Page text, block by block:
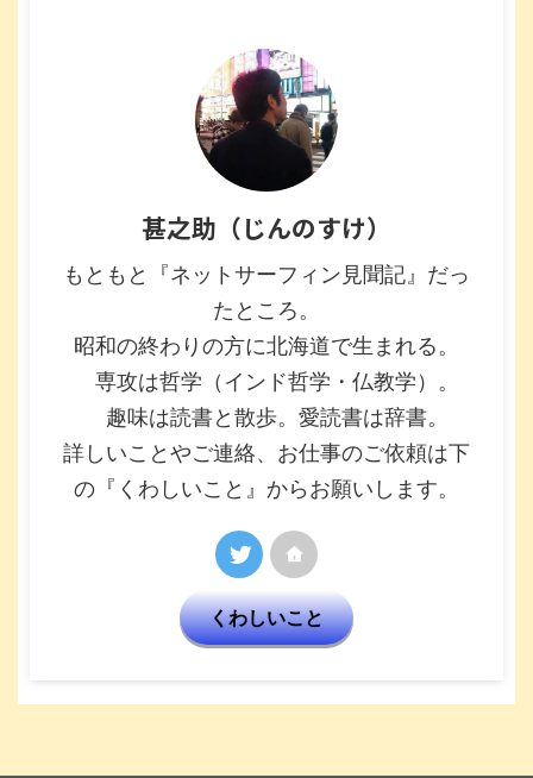
甚之助（じんのすけ）
もともと『ネットサーフィン見聞記』だっ
たところ。
昭和の終わりの方に北海道で生まれる。
専攻は哲学（インド哲学・仏教学）。
趣味は読書と散歩。愛読書は辞書。
詳しいことやご連絡、お仕事のご依頼は下
の『くわしいこと』からお願いします。
くわしいこと